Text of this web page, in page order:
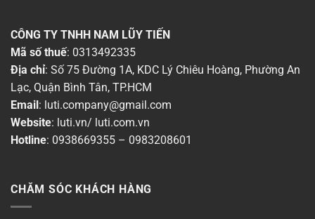
Chất liệu
Chống nước (IP) ▶
Màu sắc đèn
Công suất
Chiều ngang
CÔNG TY TNHH NAM LŨY TIẾN
Mã số thuế: 0313492335
Địa chỉ: Số 75 Đường 1A, KDC Lý Chiêu Hoàng, Phường An
Lạc, Quận Bình Tân, TP.HCM
Email : luti.company@gmail.com
Website: luti.vn/ luti.com.vn
Hotline: 0938669355 – 0983208601
CHĂM SÓC KHÁCH HÀNG